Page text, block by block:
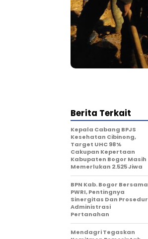
Berita Terkait
Kepala Cabang BPJS
Kesehatan Cibinong,
Target UHC 98%
Cakupan Kepertaan
Kabupaten Bogor Masih
Memerlukan 2.525 Jiwa
BPN Kab. Bogor Bersama
PWRI, Pentingnya
Sinergitas Dan Prosedur
Administrasi
Pertanahan
Mendagri Tegaskan